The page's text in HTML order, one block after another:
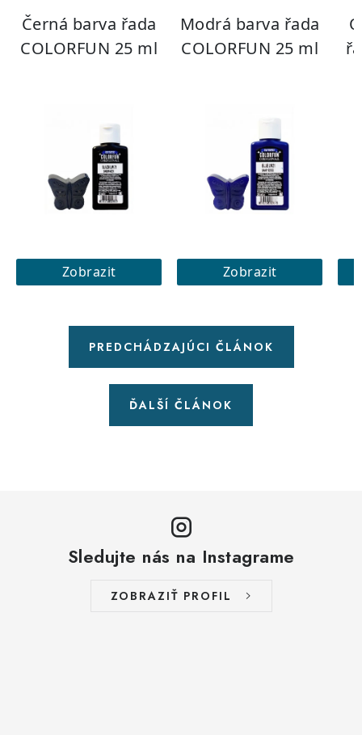
PREDCHÁDZAJÚCI ČLÁNOK
ĎALŠÍ ČLÁNOK
Sledujte nás na Instagrame
ZOBRAZIŤ PROFIL